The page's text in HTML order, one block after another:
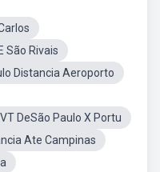
São Rivais
Distancia Aeroporto
VT DeSão Paulo X Portu
Ate Campinas